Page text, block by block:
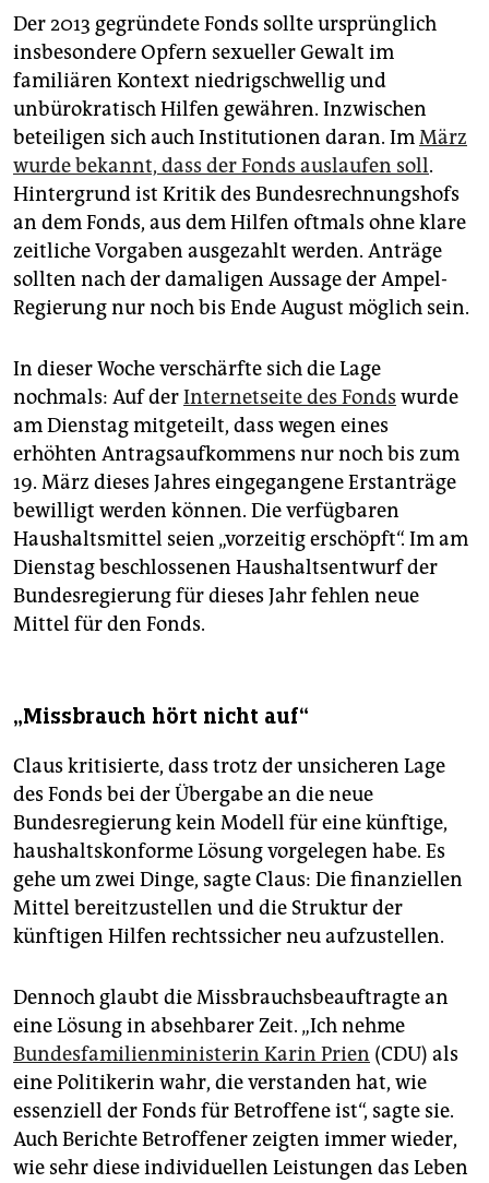
Der 2013 gegründete Fonds sollte ursprünglich
insbesondere Opfern sexueller Gewalt im
familiären Kontext niedrigschwellig und
unbürokratisch Hilfen gewähren. Inzwischen
beteiligen sich auch Institutionen daran. ImMärz
wurde bekannt, dass der Fonds auslaufen soll.
Hintergrund ist Kritik des Bundesrechnungshofs
an dem Fonds, aus dem Hilfen oftmals ohne klare
zeitliche Vorgaben ausgezahlt werden. Anträge
sollten nach der damaligen Aussage der Ampel-
Regierung nur noch bis Ende August möglich sein.
In dieser Woche verschärfte sich die Lage
nochmals: Auf derInternetseite des Fonds wurde
am Dienstag mitgeteilt, dass wegen eines
erhöhten Antragsaufkommens nur noch bis zum
19. März dieses Jahres eingegangene Erstanträge
bewilligt werden können. Die verfügbaren
Haushaltsmittel seien „vorzeitig erschöpft“. Im am
Dienstag beschlossenen Haushaltsentwurf der
Bundesregierung für dieses Jahr fehlen neue
Mittel für den Fonds.
„Missbrauch hört nicht auf“
Claus kritisierte, dass trotz der unsicheren Lage
des Fonds bei der Übergabe an die neue
Bundesregierung kein Modell für eine künftige,
haushaltskonforme Lösung vorgelegen habe. Es
gehe um zwei Dinge, sagte Claus: Die finanziellen
Mittel bereitzustellen und die Struktur der
künftigen Hilfen rechtssicher neu aufzustellen.
Dennoch glaubt die Missbrauchsbeauftragte an
eine Lösung in absehbarer Zeit. „Ich nehme
Bundesfamilienministerin Karin Prien (CDU) als
eine Politikerin wahr, die verstanden hat, wie
essenziell der Fonds für Betroffene ist“, sagte sie.
Auch Berichte Betroffener zeigten immer wieder,
wie sehr diese individuellen Leistungen das Leben